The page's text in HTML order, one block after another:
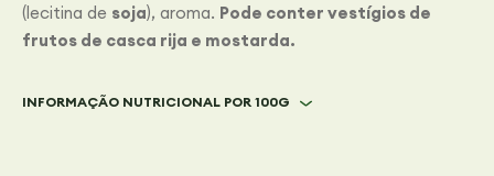
(lecitina de soja), aroma. Pode conter vestígios de
frutos de casca rija e mostarda.
INFORMAÇÃO NUTRICIONAL POR 100G